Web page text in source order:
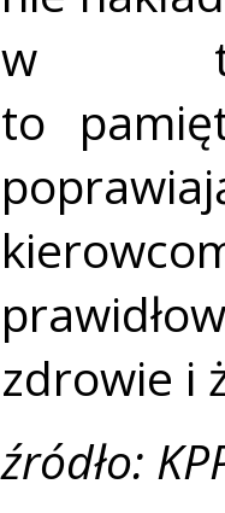
w
to
zdrowie i
źródło: